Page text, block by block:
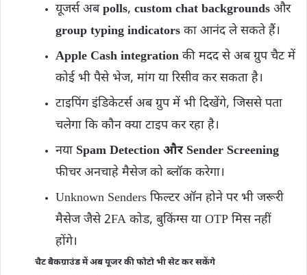
यूजर्स अबpolls, custom chat backgrounds और
group typing indicators का आनंद ले सकते हैं।
Apple Cash integration की मदद से अब ग्रुप चैट में
कोई भी पैसे भेज, मांग या रिसीव कर सकता है।
टाइपिंग इंडिकेटर्स अब ग्रुप में भी दिखेंगे, जिससे पता
चलेगा कि कौन क्या टाइप कर रहा है।
नया Spam Detection और Sender Screening
फीचर अनचाहे मैसेज को ब्लॉक करेगा।
Unknown Senders फिल्टर ऑन होने पर भी जरूरी
मैसेज जैसे 2FA कोड, बुकिंग्स या OTP मिस नहीं
होंगे।
चैट बैकग्राउंड में अब यूजर की फोटो भी सेट कर सकेंगे